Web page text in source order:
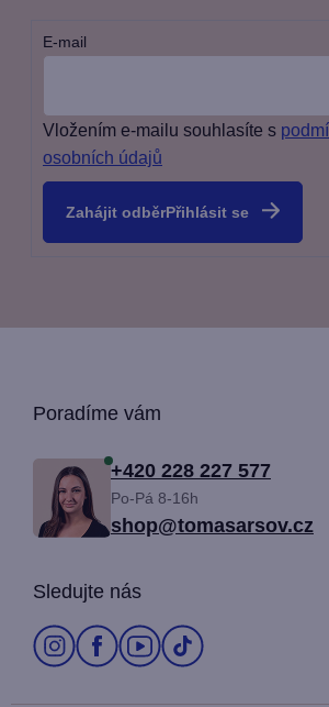
E-mail
Vložením e-mailu souhlasíte s
osobních údajů
Přihlásit se
Poradíme vám
+420 228 227 577
Po-Pá 8-16h
shop@tomasarsov.cz
Sledujte nás